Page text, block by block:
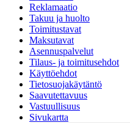
Reklamaatio
Takuu ja huolto
Toimitustavat
Maksutavat
Asennuspalvelut
Tilaus- ja toimitusehdot
Käyttöehdot
Tietosuojakäytäntö
Saavutettavuus
Vastuullisuus
Sivukartta